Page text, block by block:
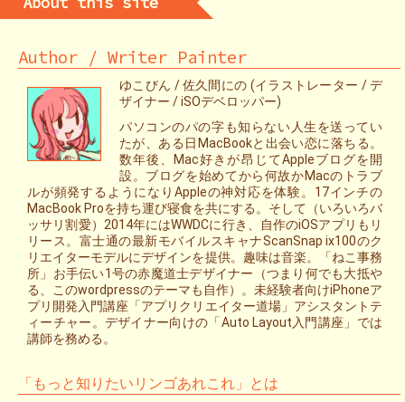
Author / Writer Painter
ゆこびん / 佐久間にの (イラストレーター / デ
ザイナー / iSOデベロッパー)
パソコンのパの字も知らない人生を送ってい
たが、ある日MacBookと出会い恋に落ちる。
数年後、Mac好きが昂じてAppleブログを開
設。ブログを始めてから何故かMacのトラブ
ルが頻発するようになりAppleの神対応を体験。17インチの
MacBook Proを持ち運び寝食を共にする。そして（いろいろバ
ッサリ割愛）2014年にはWWDCに行き、自作のiOSアプリもリ
リース。富士通の最新モバイルスキャナScanSnap ix100のク
リエイターモデルにデザインを提供。趣味は音楽。「ねこ事務
所」お手伝い1号の赤魔道士デザイナー（つまり何でも大抵や
る、このwordpressのテーマも自作）。未経験者向けiPhoneア
プリ開発入門講座「アプリクリエイター道場」アシスタントテ
ィーチャー。デザイナー向けの「Auto Layout入門講座」では
講師を務める。
「もっと知りたいリンゴあれこれ」とは